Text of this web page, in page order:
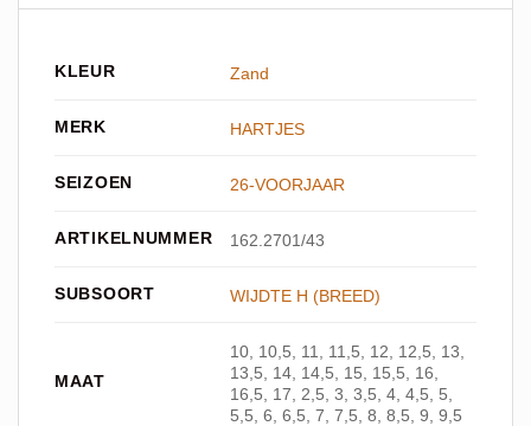
KLEUR Zand
MERK HARTJES
SEIZOEN 26-VOORJAAR
ARTIKELNUMMER 162.2701/43
SUBSOORT WIJDTE H (BREED)
MAAT
10, 10,5, 11, 11,5, 12, 12,5, 13,
13,5, 14, 14,5, 15, 15,5, 16,
16,5, 17, 2,5, 3, 3,5, 4, 4,5, 5,
5,5, 6, 6,5, 7, 7,5, 8, 8,5, 9, 9,5